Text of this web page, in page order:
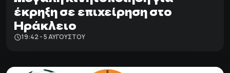
έκρηξη σε επιχείρηση στο
Ηράκλειο
19:42 - 5 ΑΥΓΟΎΣΤΟΥ